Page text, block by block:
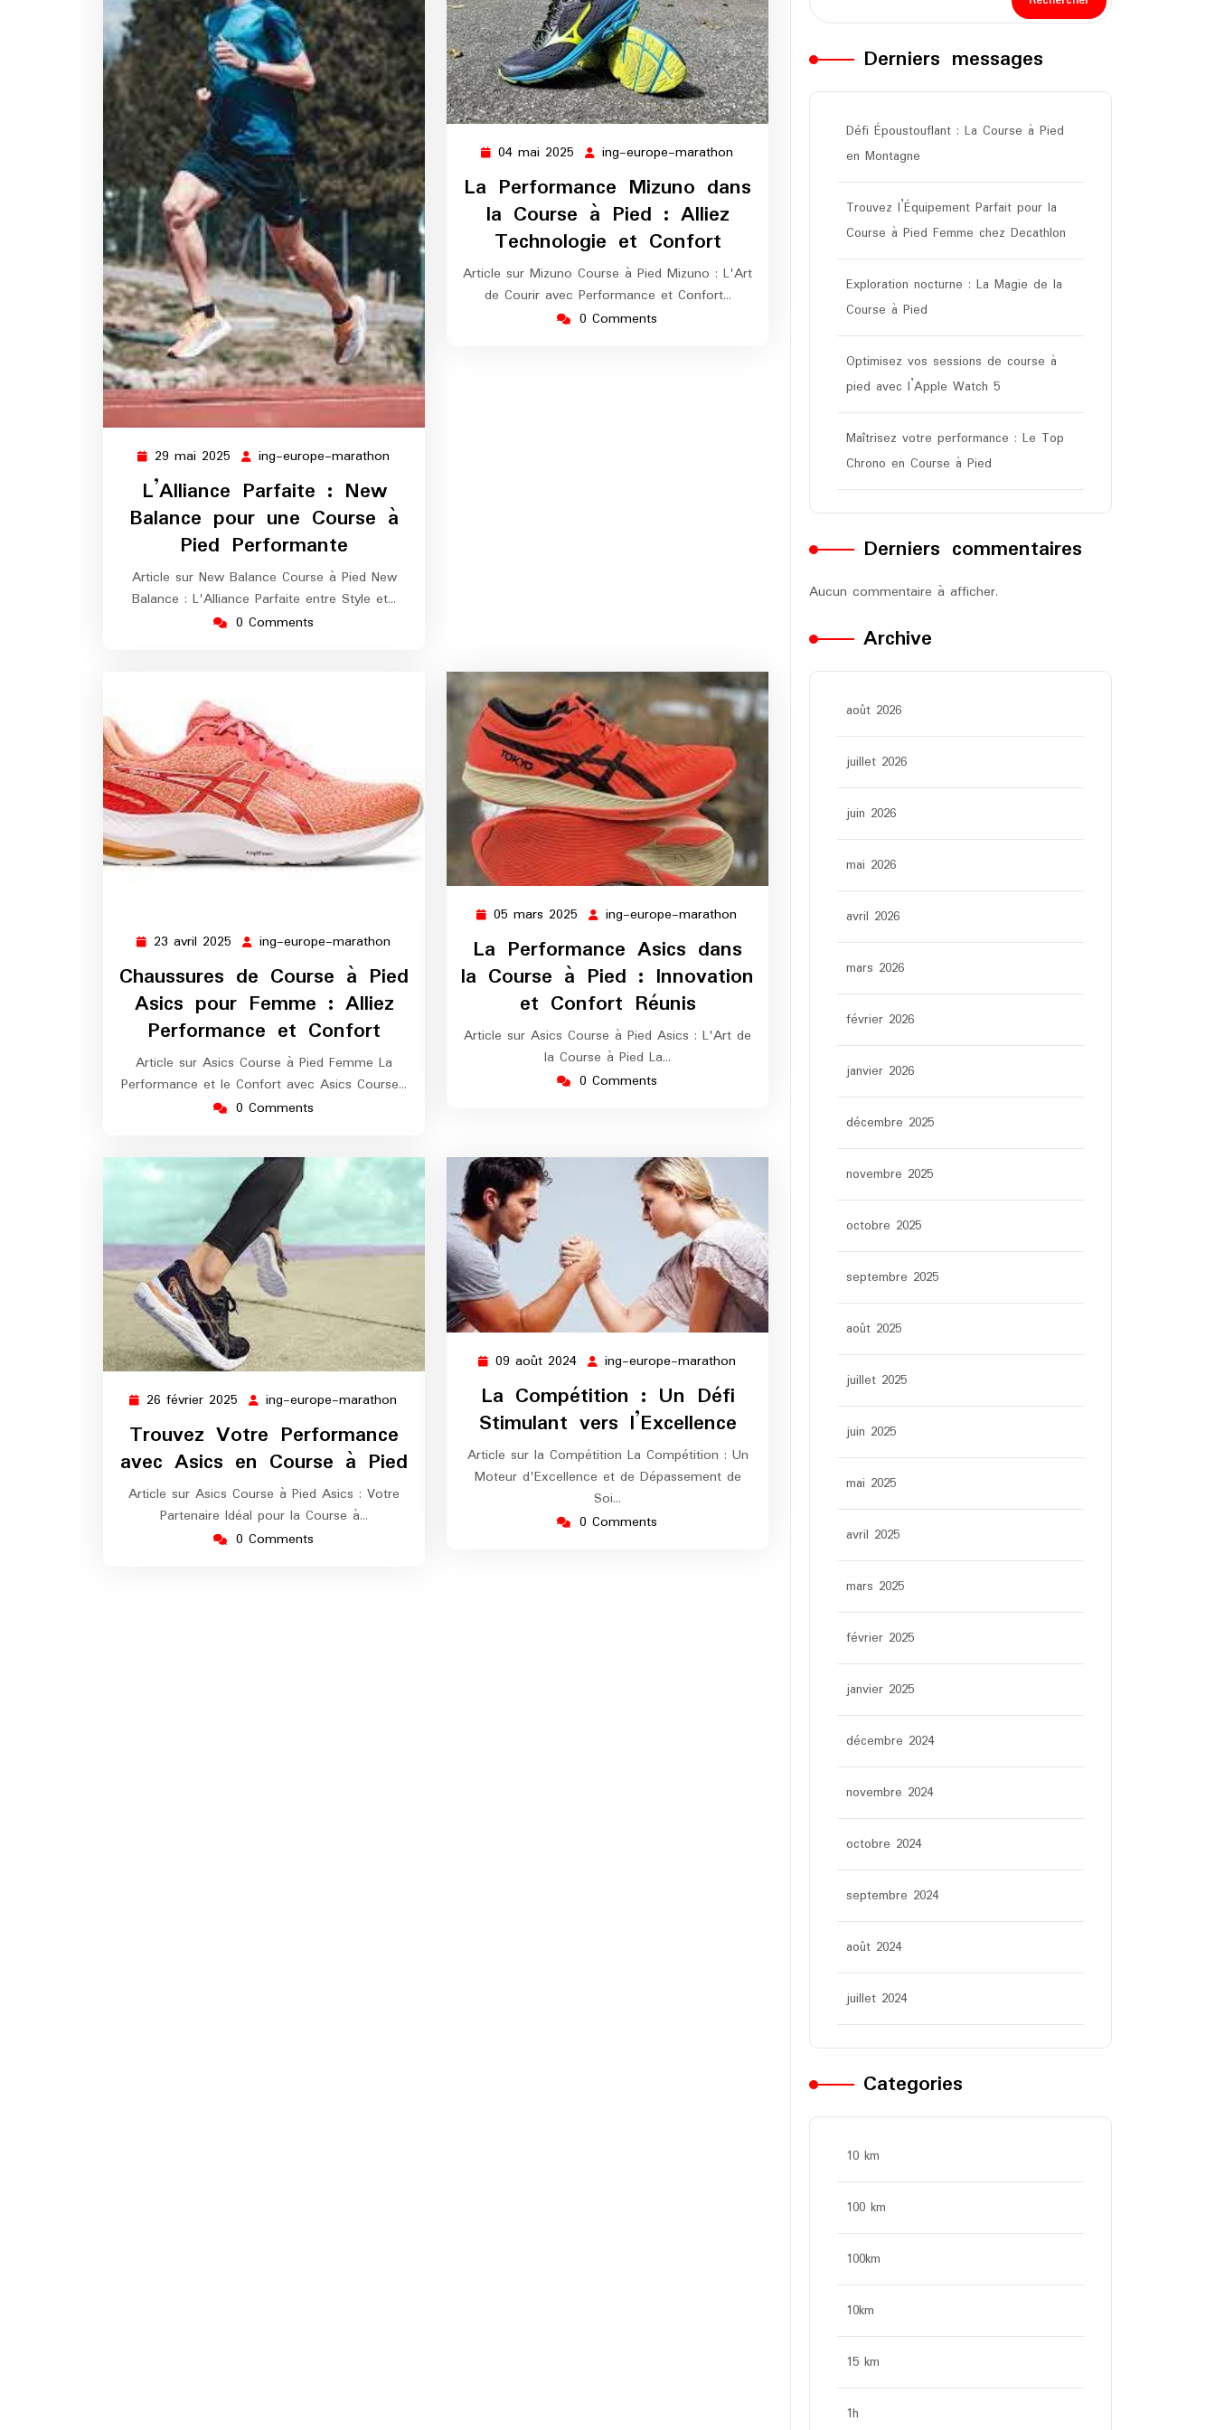
29 mai 2025 29
mai
2025
ing-europe-marathon
L’Alliance Parfaite : New
Balance pour une Course à
Pied Performante
Article sur New Balance Course à Pied New
Balance : L'Alliance Parfaite entre Style et…
0 Comments
04 mai 2025 04
2025
ing-europe-marathon
marathon
La Performance Mizuno dans
la Course à Pied : Alliez
Technologie et Confort
Article sur Mizuno Course à Pied Mizuno : L'Art
de Courir avec Performance et Confort…
0 Comments
23 avril 2025 23
avril
2025
ing-europe-marathon
europe-
marathon
Chaussures de Course à Pied
Asics pour Femme : Alliez
Performance et Confort
Article sur Asics Course à Pied Femme La
Performance et le Confort avec Asics Course…
0 Comments
05 mars 2025 05
2025
ing-europe-marathon
marathon
La Performance Asics dans
la Course à Pied : Innovation
et Confort Réunis
Article sur Asics Course à Pied Asics : L'Art de
la Course à Pied La…
0 Comments
26 février 2025 26
2025
ing-europe-marathon
Trouvez Votre Performance
avec Asics en Course à Pied
Article sur Asics Course à Pied Asics : Votre
Partenaire Idéal pour la Course à…
0 Comments
09 août 2024 09
août
2024
ing-europe-marathon
La Compétition : Un Défi
Stimulant vers l’Excellence
Article sur la Compétition La Compétition : Un
Moteur d'Excellence et de Dépassement de
Soi…
0 Comments
Derniers messages
Défi Époustouflant : La Course à Pied
en Montagne
Trouvez l’Équipement Parfait pour la
Course à Pied Femme chez Decathlon
Exploration nocturne : La Magie de la
Course à Pied
Optimisez vos sessions de course à
pied avec l’Apple Watch 5
Maîtrisez votre performance : Le Top
Chrono en Course à Pied
Derniers commentaires
Aucun commentaire à afficher.
Archive
août 2026
juillet 2026
juin 2026
mai 2026
avril 2026
mars 2026
février 2026
janvier 2026
décembre 2025
novembre 2025
octobre 2025
septembre 2025
août 2025
juillet 2025
juin 2025
mai 2025
avril 2025
mars 2025
février 2025
janvier 2025
décembre 2024
novembre 2024
octobre 2024
septembre 2024
août 2024
juillet 2024
Categories
10 km
100 km
100km
10km
15 km
1h